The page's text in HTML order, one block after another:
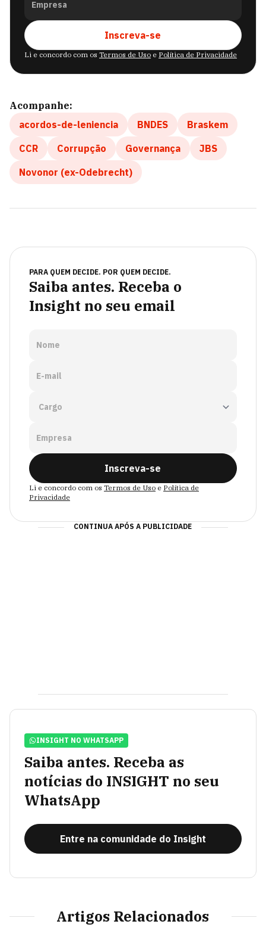
Empresa
Inscreva-se
Li e concordo com os Termos de Uso e Política de Privacidade
Acompanhe:
acordos-de-leniencia
BNDES
Braskem
CCR
Corrupção Governança
JBS
Novonor (ex-Odebrecht)
PARA QUEM DECIDE. POR QUEM DECIDE.
Saiba antes. Receba o
Insight no seu email
Nome
E-mail
Empresa
Inscreva-se
Li e concordo com os Termos de Uso e Política de
Privacidade
CONTINUA APÓS A PUBLICIDADE
INSIGHT NO WHATSAPP
Saiba antes. Receba as
notícias do INSIGHT no seu
WhatsApp
Entre na comunidade do Insight
Artigos Relacionados